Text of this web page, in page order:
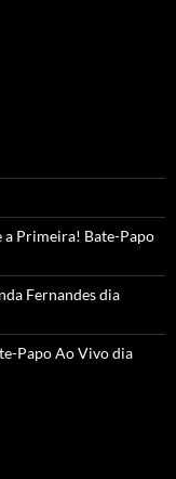
a Primeira! Bate-Papo
Fernandes dia
Papo Ao Vivo dia